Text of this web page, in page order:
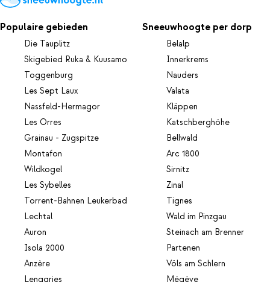
Populaire gebieden
Die Tauplitz
Skigebied Ruka & Kuusamo
Toggenburg
Les Sept Laux
Nassfeld-Hermagor
Les Orres
Grainau - Zugspitze
Montafon
Wildkogel
Les Sybelles
Torrent-Bahnen Leukerbad
Lechtal
Auron
Isola 2000
Anzère
Lenggries
Sneeuwhoogte per dorp
Belalp
Innerkrems
Nauders
Valata
Kläppen
Katschberghöhe
Bellwald
Arc 1800
Sirnitz
Zinal
Tignes
Wald im Pinzgau
Steinach am Brenner
Partenen
Völs am Schlern
Mégève